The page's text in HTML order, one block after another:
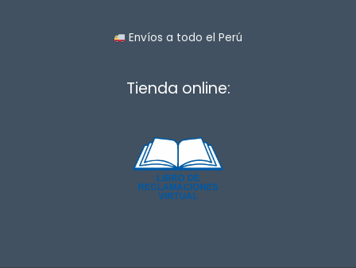
Envíos a todo el Perú
Tienda online: